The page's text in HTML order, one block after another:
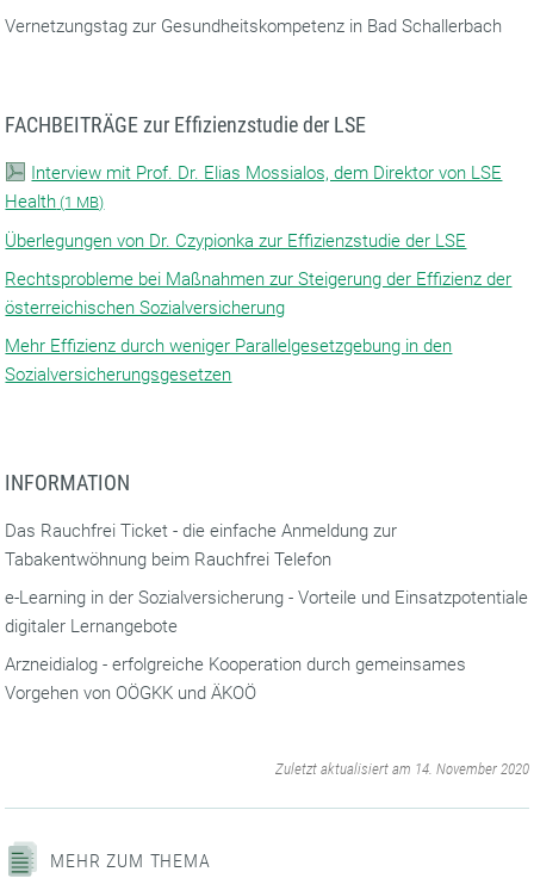
Vernetzungstag zur Gesundheitskompetenz in Bad Schallerbach
FACHBEITRÄGE zur Effizienzstudie der LSE
Interview mit Prof. Dr. Elias Mossialos, dem Direktor von LSE
Health (1 MB)
Überlegungen von Dr. Czypionka zur Effizienzstudie der LSE
Rechtsprobleme bei Maßnahmen zur Steigerung der Effizienz der
österreichischen Sozialversicherung
Mehr Effizienz durch weniger Parallelgesetzgebung in den
Sozialversicherungsgesetzen
INFORMATION
Das Rauchfrei Ticket - die einfache Anmeldung zur
Tabakentwöhnung beim Rauchfrei Telefon
e-Learning in der Sozialversicherung - Vorteile und Einsatzpotentiale
digitaler Lernangebote
Arzneidialog - erfolgreiche Kooperation durch gemeinsames
Vorgehen von OÖGKK und ÄKOÖ
Zuletzt aktualisiert am 14. November 2020
MEHR ZUM THEMA